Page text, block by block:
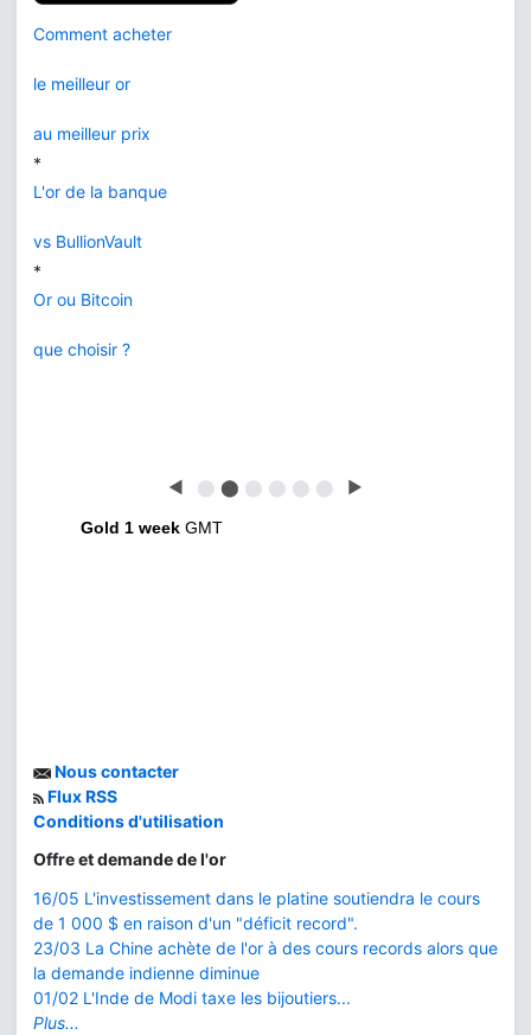
Comment acheter
le meilleur or
au meilleur prix
*
L'or de la banque
vs BullionVault
*
Or ou Bitcoin
que choisir ?
◀ ⬤ ⬤ ⬤ ⬤ ⬤ ⬤ ▶
Gold 1 week GMT
Nous contacter
Flux RSS
Conditions d'utilisation
Offre et demande de l'or
16/05 L'investissement dans le platine soutiendra le cours
de 1 000 $ en raison d'un "déficit record".
23/03 La Chine achète de l'or à des cours records alors que
la demande indienne diminue
01/02 L'Inde de Modi taxe les bijoutiers...
Plus...